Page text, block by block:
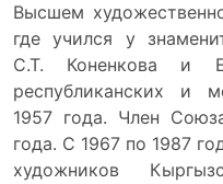
Высшем
где учился у
С.Т. Коненкова и
республиканских и
1957 года. Член
года. С 1967 по 1987
художников